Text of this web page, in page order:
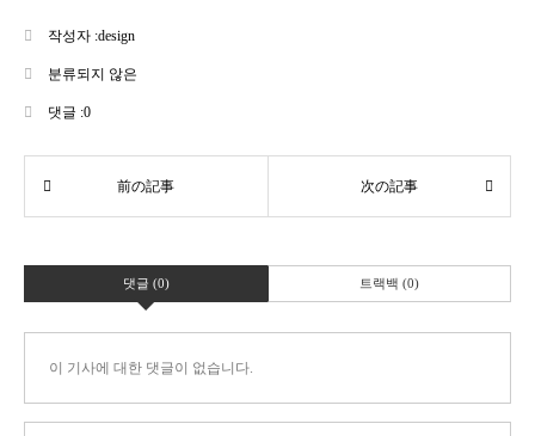
작성자 :design
분류되지 않은
댓글 :0
댓글 (0) 트랙백 (0)
이 기사에 대한 댓글이 없습니다.